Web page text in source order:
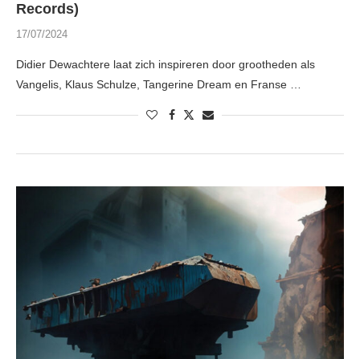
Records)
17/07/2024
Didier Dewachtere laat zich inspireren door grootheden als
Vangelis, Klaus Schulze, Tangerine Dream en Franse …